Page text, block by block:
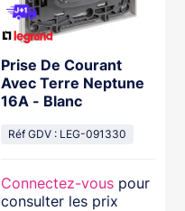
Prise De Courant
Avec Terre Neptune
16A - Blanc
Réf GDV : LEG-091330
Connectez-vous pour
consulter les prix